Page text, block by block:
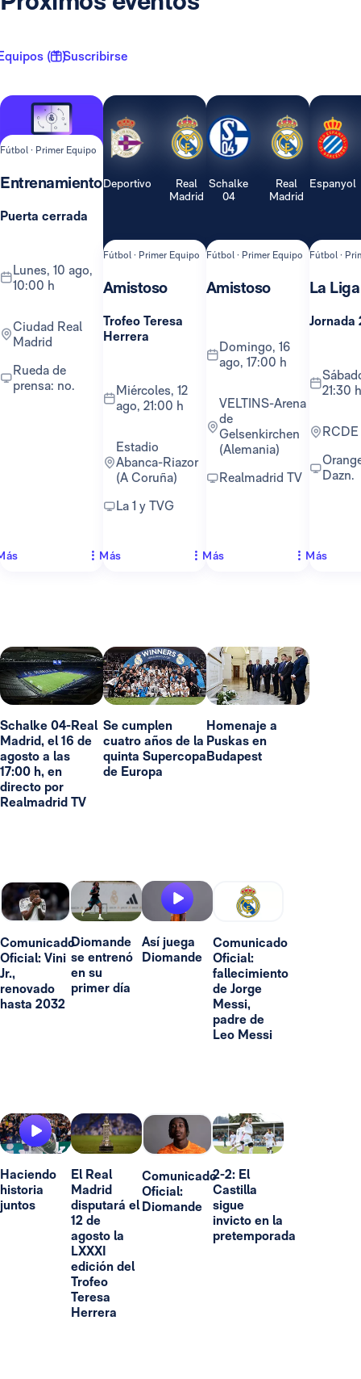
( 1 )Suscribirse
Fútbol · Primer Equipo
Entrenamiento
Puerta cerrada
lunes, 10 ago,
10:00 h
Ciudad Real
Madrid
Rueda de
prensa: no.
Deportivo
Real
Madrid
Fútbol · Primer Equipo
Amistoso
Trofeo Teresa
Herrera
miércoles, 12
ago, 21:00 h
Estadio
Abanca-Riazor
(A Coruña)
La 1 y TVG
Más
Schalke
04
Real
Madrid
Fútbol · Primer Equipo
Amistoso
domingo, 16
ago, 17:00 h
VELTINS-Arena
de
Gelsenkirchen
(Alemania)
Realmadrid TV
Más
Espanyol
Fútbol ·
La Liga
Jornada
sábado, 22 ago,
21:30 h
Orange TV y
Dazn.
Más
Schalke 04-Real
Madrid, el 16 de
agosto a las
17:00 h, en
directo por
Realmadrid TV
Se cumplen
cuatro años de la
quinta Supercopa
de Europa
Homenaje a
Puskas en
Budapest
Comunicado
Oficial: Vini
Jr.,
renovado
hasta 2032
Diomande
se entrenó
en su
primer día
Así juega
Diomande
Comunicado
Oficial:
fallecimiento
de Jorge
Messi,
padre de
Leo Messi
Haciendo
historia
juntos
El Real
Madrid
disputará el
12 de
agosto la
LXXXI
edición del
Trofeo
Teresa
Herrera
Comunicado
Oficial:
Diomande
2-2: El
Castilla
sigue
invicto en la
pretemporada